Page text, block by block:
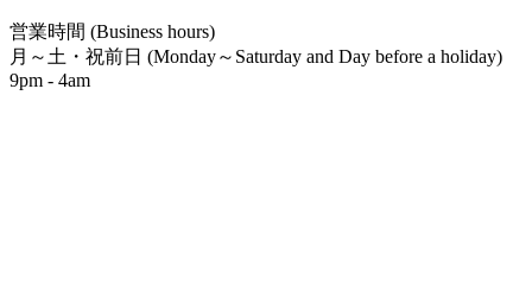
営業時間 (Business hours)
月～土・祝前日 (Monday～Saturday and Day before a holiday)
9pm - 4am